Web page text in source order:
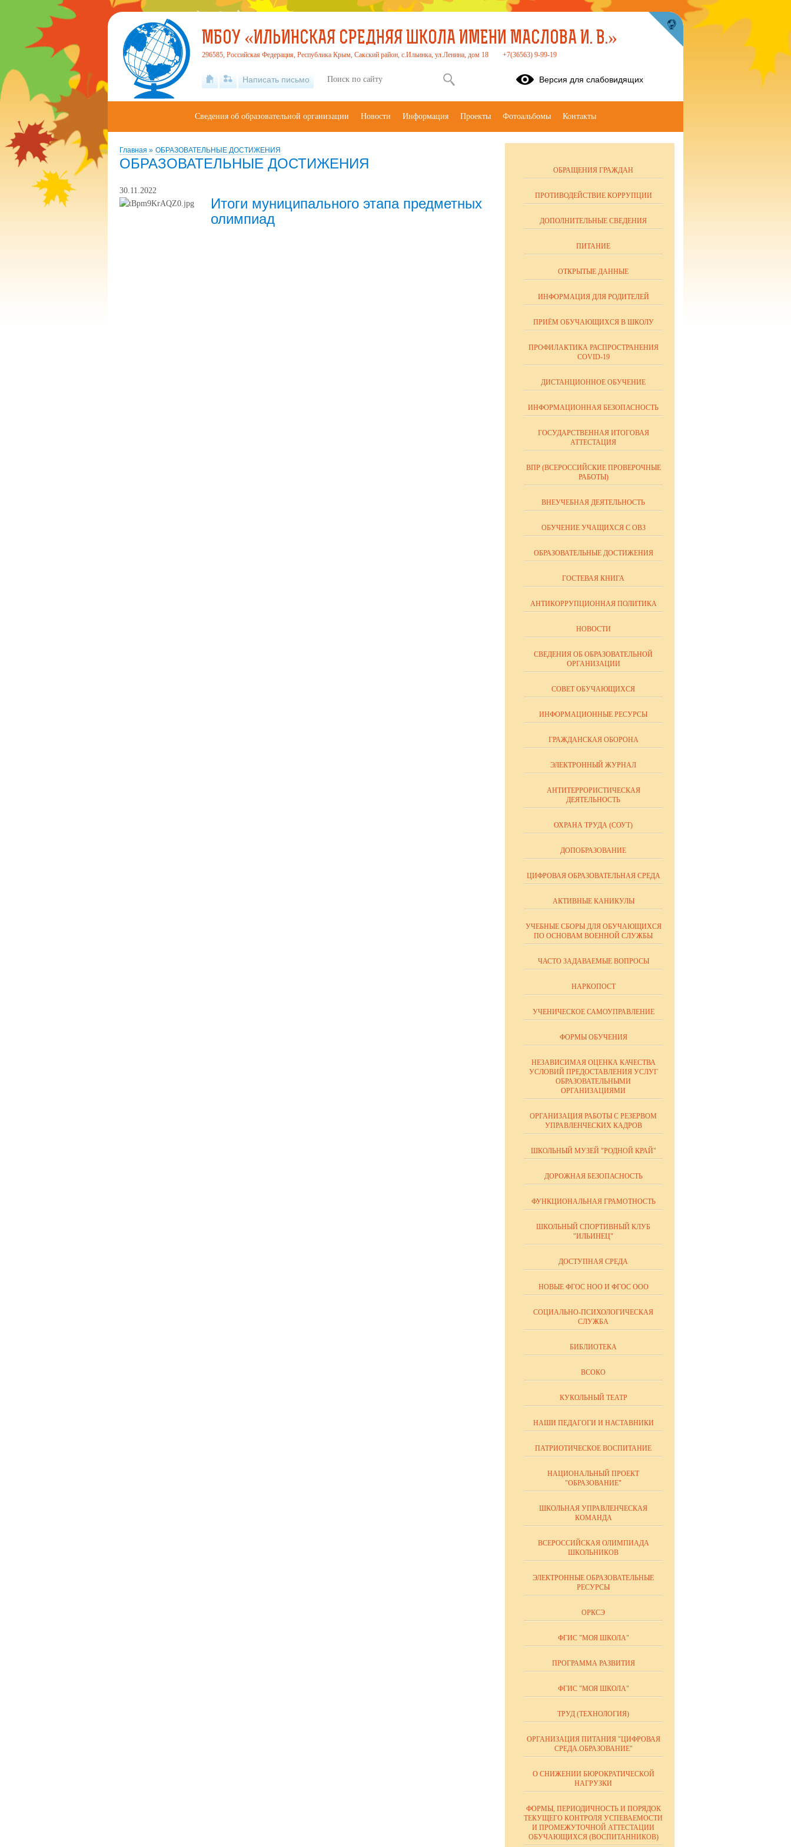
Главная » ОБРАЗОВАТЕЛЬНЫЕ ДОСТИЖЕНИЯ
ОБРАЗОВАТЕЛЬНЫЕ ДОСТИЖЕНИЯ
30.11.2022
Итоги муниципального этапа предметных
олимпиад
ОБРАЩЕНИЯ ГРАЖДАН
ПРОТИВОДЕЙСТВИЕ КОРРУПЦИИ
ДОПОЛНИТЕЛЬНЫЕ СВЕДЕНИЯ
ПИТАНИЕ
ОТКРЫТЫЕ ДАННЫЕ
ИНФОРМАЦИЯ ДЛЯ РОДИТЕЛЕЙ
ПРИЁМ ОБУЧАЮЩИХСЯ В ШКОЛУ
ПРОФИЛАКТИКА РАСПРОСТРАНЕНИЯ
COVID-19
ДИСТАНЦИОННОЕ ОБУЧЕНИЕ
ИНФОРМАЦИОННАЯ БЕЗОПАСНОСТЬ
ГОСУДАРСТВЕННАЯ ИТОГОВАЯ
АТТЕСТАЦИЯ
ВПР (ВСЕРОССИЙСКИЕ ПРОВЕРОЧНЫЕ
РАБОТЫ)
ВНЕУЧЕБНАЯ ДЕЯТЕЛЬНОСТЬ
ОБУЧЕНИЕ УЧАЩИХСЯ С ОВЗ
ОБРАЗОВАТЕЛЬНЫЕ ДОСТИЖЕНИЯ
ГОСТЕВАЯ КНИГА
АНТИКОРРУПЦИОННАЯ ПОЛИТИКА
НОВОСТИ
СВЕДЕНИЯ ОБ ОБРАЗОВАТЕЛЬНОЙ
ОРГАНИЗАЦИИ
СОВЕТ ОБУЧАЮЩИХСЯ
ИНФОРМАЦИОННЫЕ РЕСУРСЫ
ГРАЖДАНСКАЯ ОБОРОНА
ЭЛЕКТРОННЫЙ ЖУРНАЛ
АНТИТЕРРОРИСТИЧЕСКАЯ
ДЕЯТЕЛЬНОСТЬ
ОХРАНА ТРУДА (СОУТ)
ДОПОБРАЗОВАНИЕ
ЦИФРОВАЯ ОБРАЗОВАТЕЛЬНАЯ СРЕДА
АКТИВНЫЕ КАНИКУЛЫ
УЧЕБНЫЕ СБОРЫ ДЛЯ ОБУЧАЮЩИХСЯ
ПО ОСНОВАМ ВОЕННОЙ СЛУЖБЫ
ЧАСТО ЗАДАВАЕМЫЕ ВОПРОСЫ
НАРКОПОСТ
УЧЕНИЧЕСКОЕ САМОУПРАВЛЕНИЕ
ФОРМЫ ОБУЧЕНИЯ
НЕЗАВИСИМАЯ ОЦЕНКА КАЧЕСТВА
УСЛОВИЙ ПРЕДОСТАВЛЕНИЯ УСЛУГ
ОБРАЗОВАТЕЛЬНЫМИ
ОРГАНИЗАЦИЯМИ
ОРГАНИЗАЦИЯ РАБОТЫ С РЕЗЕРВОМ
УПРАВЛЕНЧЕСКИХ КАДРОВ
ШКОЛЬНЫЙ МУЗЕЙ "РОДНОЙ КРАЙ"
ДОРОЖНАЯ БЕЗОПАСНОСТЬ
ФУНКЦИОНАЛЬНАЯ ГРАМОТНОСТЬ
ШКОЛЬНЫЙ СПОРТИВНЫЙ КЛУБ
"ИЛЬИНЕЦ"
ДОСТУПНАЯ СРЕДА
НОВЫЕ ФГОС НОО И ФГОС ООО
СОЦИАЛЬНО-ПСИХОЛОГИЧЕСКАЯ
СЛУЖБА
БИБЛИОТЕКА
ВСОКО
КУКОЛЬНЫЙ ТЕАТР
НАШИ ПЕДАГОГИ И НАСТАВНИКИ
ПАТРИОТИЧЕСКОЕ ВОСПИТАНИЕ
НАЦИОНАЛЬНЫЙ ПРОЕКТ
"ОБРАЗОВАНИЕ"
ШКОЛЬНАЯ УПРАВЛЕНЧЕСКАЯ
КОМАНДА
ВСЕРОССИЙСКАЯ ОЛИМПИАДА
ШКОЛЬНИКОВ
ЭЛЕКТРОННЫЕ ОБРАЗОВАТЕЛЬНЫЕ
РЕСУРСЫ
ОРКСЭ
ФГИС "МОЯ ШКОЛА"
ПРОГРАММА РАЗВИТИЯ
ФГИС "МОЯ ШКОЛА"
ТРУД (ТЕХНОЛОГИЯ)
ОРГАНИЗАЦИЯ ПИТАНИЯ "ЦИФРОВАЯ
СРЕДА.ОБРАЗОВАНИЕ"
О СНИЖЕНИИ БЮРОКРАТИЧЕСКОЙ
НАГРУЗКИ
ФОРМЫ, ПЕРИОДИЧНОСТЬ И ПОРЯДОК
ТЕКУЩЕГО КОНТРОЛЯ УСПЕВАЕМОСТИ
И ПРОМЕЖУТОЧНОЙ АТТЕСТАЦИИ
ОБУЧАЮЩИХСЯ (ВОСПИТАННИКОВ)
МБОУ «ИЛЬИНСКАЯ СРЕДНЯЯ ШКОЛА ИМЕНИ МАСЛОВА И. В.»
296585, Российская Федерация, Республика Крым, Сакский район, с.Ильинка, ул.Ленина, дом 18 +7(36563) 9-99-19
Написать письмо Версия для слабовидящих
Сведения об образовательной организации Новости Информация Проекты Фотоальбомы Контакты